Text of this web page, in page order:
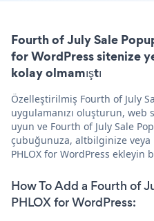
Fourth of July Sale
for WordPress sitenize
kolay olmamıştı
Özelleştirilmiş Fourth of July
uygulamanızı oluşturun,
uyun ve Fourth of July Sale
çubuğunuza, altbilginize
PHLOX for WordPress ekleyin
How To Add a Fourth of
PHLOX for WordPress: